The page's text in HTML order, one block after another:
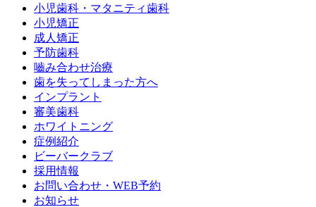
小児歯科・マタニティ歯科
小児矯正
成人矯正
予防歯科
嚙み合わせ治療
歯を失ってしまった方へ
インプラント
審美歯科
ホワイトニング
症例紹介
ビーバークラブ
採用情報
お問い合わせ・WEB予約
お知らせ